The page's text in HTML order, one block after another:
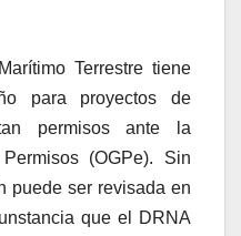
Terrestre tiene
para proyectos de
permisos ante la
(OGPe). Sin
puede ser revisada en
que el DRNA